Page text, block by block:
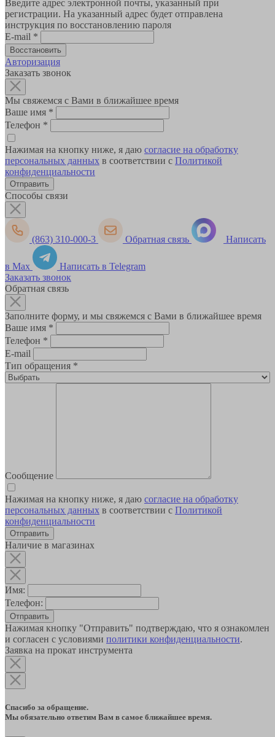
Введите адрес электронной почты, указанный при
регистрации. На указанный адрес будет отправлена
инструкция по восстановлению пароля
E-mail *
Авторизация
Заказать звонок
Мы свяжемся с Вами в ближайшее время
Ваше имя *
Телефон *
Нажимая на кнопку ниже, я даю согласие на обработку
персональных данных в соответствии с Политикой
конфиденциальности
Способы связи
(863) 310-000-3 Обратная связь Написать
в Max
Написать в Telegram
Заказать звонок
Обратная связь
Заполните форму, и мы свяжемся с Вами в ближайшее время
Ваше имя *
Телефон *
E-mail
Тип обращения *
Сообщение
Нажимая на кнопку ниже, я даю согласие на обработку
персональных данных в соответствии с Политикой
конфиденциальности
Наличие в магазинах
Имя:
Телефон:
Отправить
Нажимая кнопку "Отправить" подтверждаю, что я ознакомлен
и согласен с условиями политики конфиденциальности.
Заявка на прокат инструмента
Спасибо за обращение.
Мы обязательно ответим Вам в самое ближайшее время.